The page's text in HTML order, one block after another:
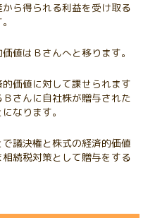
ら得られる利益を受け取る
値はＢさんへと移ります。
価値に対して課せられます
さんに自社株が贈与された
なります。
議決権と株式の経済的価値
続税対策として贈与をする